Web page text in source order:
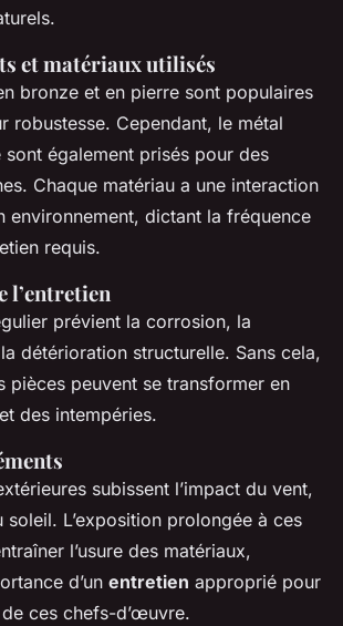
et matériaux utilisés
bronze et en pierre sont populaires
robustesse. Cependant, le métal
également prisés pour des
Chaque matériau a une interaction
environnement, dictant la fréquence
requis.
l’entretien
prévient la corrosion, la
détérioration structurelle. Sans cela,
pièces peuvent se transformer en
des intempéries.
subissent l’impact du vent,
L’exposition prolongée à ces
l’usure des matériaux,
d’un entretien approprié pour
ces chefs-d’œuvre.